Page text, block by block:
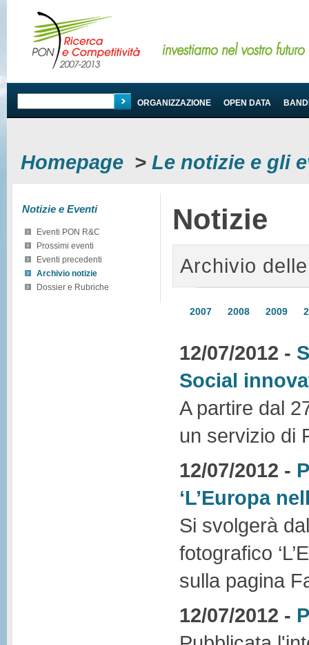
PROGRAMMA ORGANIZZAZIONE OPEN DATA
Homepage > Le notizie e gli
Notizie e Eventi
Eventi PON R&C
Prossimi eventi
Eventi precedenti
Archivio notizie
Dossier e Rubriche
Notizie
Archivio
2007 2008 2009
12/07/2012 -
Social
A partire dal
un servizio di
12/07/2012 -
‘L’Europa
Si svolgerà
fotografico
sulla pagina
12/07/2012 -